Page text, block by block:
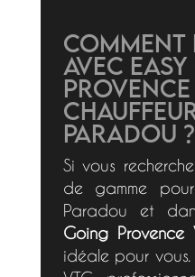
avec
PARADOU ?
Si vous
de gamme
Paradou et
Going Provence
idéale pour vous.